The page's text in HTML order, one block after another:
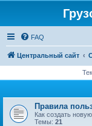
FAQ
Центральный сайт
Правила
Как создать
Темы: 21